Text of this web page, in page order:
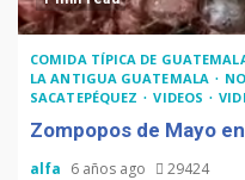
COMIDA TÍPICA DE
LA ANTIGUA GUATEMALA
SACATEPÉQUEZ
VIDEOS
Zompopos de Mayo
alfa 6 años ago 29424